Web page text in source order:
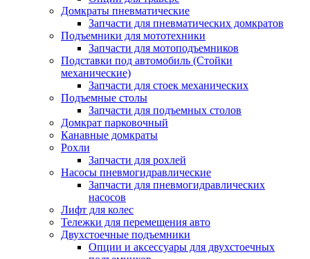
Домкраты пневматические
Запчасти для пневматических домкратов
Подъемники для мототехники
Запчасти для мотоподъемников
Подставки под автомобиль (Стойки
механические)
Запчасти для стоек механических
Подъемные столы
Запчасти для подъемных столов
Домкрат парковочный
Канавные домкраты
Рохли
Запчасти для рохлей
Насосы пневмогидравлические
Запчасти для пневмогидравлических
насосов
Лифт для колес
Тележки для перемещения авто
Двухстоечные подъемники
Опции и аксессуары для двухстоечных